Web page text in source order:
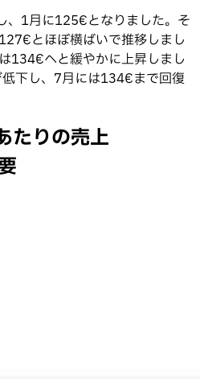
、1月に125€となりました。そ
とほぼ横ばいで推移しまし
134€へと緩やかに上昇しまし
下し、7月には134€まで回復
たりの売上